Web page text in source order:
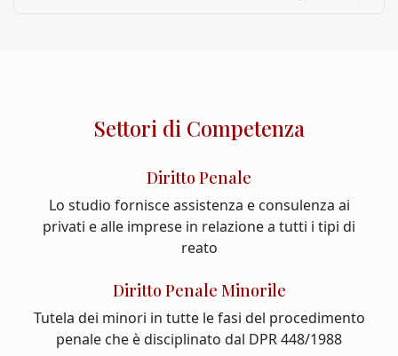
Settori di Competenza
Diritto Penale
Lo studio fornisce assistenza e consulenza ai
privati e alle imprese in relazione a tutti i tipi di
reato
Diritto Penale Minorile
Tutela dei minori in tutte le fasi del procedimento
penale che è disciplinato dal DPR 448/1988